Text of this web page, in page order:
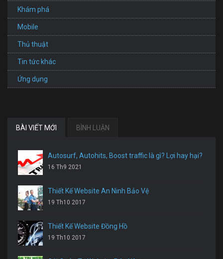
Khám phá
Mobile
Thủ thuật
Tin tức khác
Ứng dụng
BÀI VIẾT MỚI BÌNH LUẬN
Autosurf, Autohits, Boost traffic là gì? Lợi hay hại?
16 Th9 2021
Thiết Kế Website An Ninh Bảo Vệ
19 Th10 2017
Thiết Kế Website Đồng Hồ
19 Th10 2017